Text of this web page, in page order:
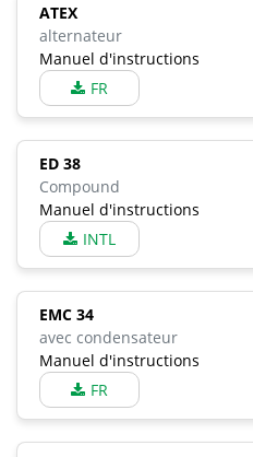
ATEX
alternateur
Manuel d'instructions
FR
ED 38
Compound
Manuel d'instructions
INTL
EMC 34
avec condensateur
Manuel d'instructions
FR